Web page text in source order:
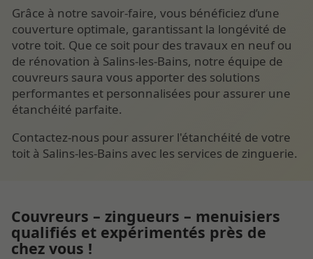
Grâce à notre savoir-faire, vous bénéficiez d’une
couverture optimale, garantissant la longévité de
votre toit. Que ce soit pour des travaux en neuf ou
de rénovation à Salins-les-Bains, notre équipe de
couvreurs saura vous apporter des solutions
performantes et personnalisées pour assurer une
étanchéité parfaite.
Contactez-nous pour assurer l'étanchéité de votre
toit à Salins-les-Bains avec les services de zinguerie.
Couvreurs – zingueurs – menuisiers
qualifiés et expérimentés près de
chez vous !